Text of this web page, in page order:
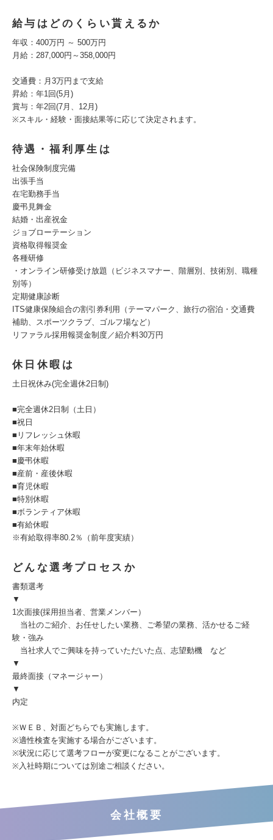
給与はどのくらい貰えるか
年収：400万円 ～ 500万円
月給：287,000円～358,000円
交通費：月3万円まで支給
昇給：年1回(5月)
賞与：年2回(7月、12月)
※スキル・経験・面接結果等に応じて決定されます。
待遇・福利厚生は
社会保険制度完備
出張手当
在宅勤務手当
慶弔見舞金
結婚・出産祝金
ジョブローテーション
資格取得報奨金
各種研修
・オンライン研修受け放題（ビジネスマナー、階層別、技術別、職種
別等）
定期健康診断
ITS健康保険組合の割引券利用（テーマパーク、旅行の宿泊・交通費
補助、スポーツクラブ、ゴルフ場など）
リファラル採用報奨金制度／紹介料30万円
休日休暇は
土日祝休み(完全週休2日制)
■完全週休2日制（土日）
■祝日
■リフレッシュ休暇
■年末年始休暇
■慶弔休暇
■産前・産後休暇
■育児休暇
■特別休暇
■ボランティア休暇
■有給休暇
※有給取得率80.2％（前年度実績）
どんな選考プロセスか
書類選考
▼
1次面接(採用担当者、営業メンバー）
当社のご紹介、お任せしたい業務、ご希望の業務、活かせるご経
験・強み
当社求人でご興味を持っていただいた点、志望動機 など
▼
最終面接（マネージャー）
▼
内定
※ＷＥＢ、対面どちらでも実施します。
※適性検査を実施する場合がございます。
※状況に応じて選考フローが変更になることがございます。
※入社時期については別途ご相談ください。
会社概要